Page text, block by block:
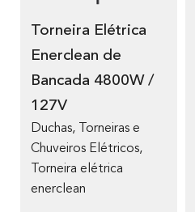
Torneira Elétrica
Enerclean de
Bancada 4800W /
127V
Duchas, Torneiras e
Chuveiros Elétricos,
Torneira elétrica
enerclean